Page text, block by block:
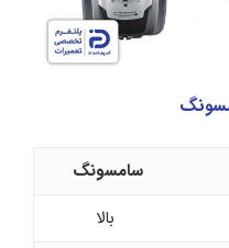
سامسونگ
بالا